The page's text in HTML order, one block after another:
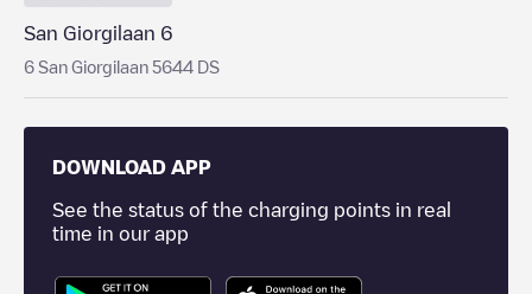
San Giorgilaan 6
6 San Giorgilaan 5644 DS
DOWNLOAD APP
See the status of the charging points in real
time in our app